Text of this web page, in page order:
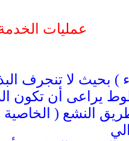
عمليات
) بحيث لا تنجرف
يراعى أن تكون
النشع (